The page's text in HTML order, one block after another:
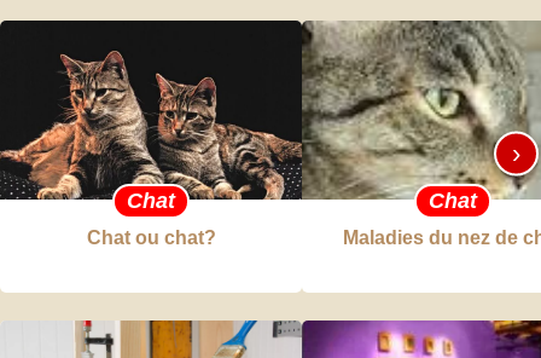
Chat
Chat ou chat?
Chat
Maladies du nez de
›